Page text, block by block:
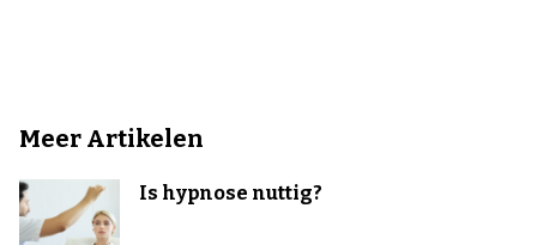
Meer Artikelen
Is hypnose nuttig?